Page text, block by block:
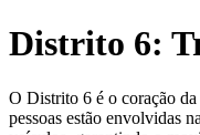
Distrito 6:
O Distrito 6 é o coração da
pessoas estão envolvidas